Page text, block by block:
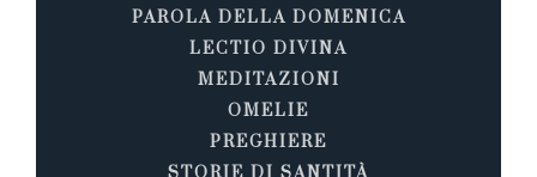
PAROLA DELLA DOMENICA
LECTIO DIVINA
MEDITAZIONI
OMELIE
PREGHIERE